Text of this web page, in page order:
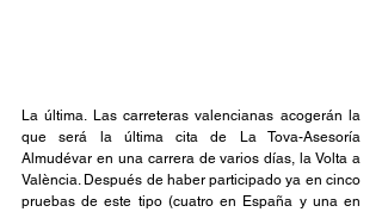
La última. Las carreteras valencianas acogerán la
que será la última cita de La Tova-Asesoría
Almudévar en una carrera de varios días, la Volta a
València. Después de haber participado ya en cinco
pruebas de este tipo (cuatro en España y una en